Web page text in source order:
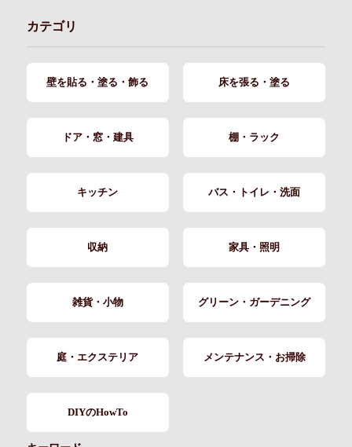
カテゴリ
壁を貼る・塗る・飾る 床を張る・塗る
ドア・窓・建具 棚・ラック
キッチン バス・トイレ・洗面
収納 家具・照明
雑貨・小物 グリーン・ガーデニング
庭・エクステリア メンテナンス・お掃除
DIYのHowTo